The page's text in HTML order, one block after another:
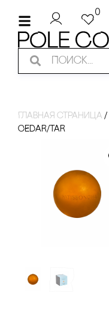
0
Главная страница /
CEDAR/TAR